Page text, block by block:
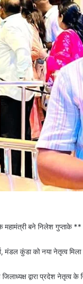
महामंत्री बने निलेश गुप्ताके **
मंडल कुंडा को नया नेतृत्व मिला
जिलाध्यक्ष द्वारा प्रदेश